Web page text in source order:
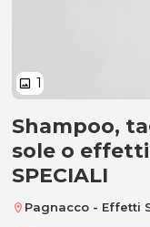
image 1
Shampoo,
Shampoo,
sole o effetti
SPECIALI
location_on Pagnacco - Effetti